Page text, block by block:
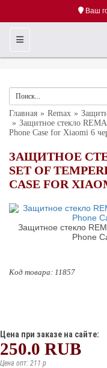
Ваш
Toggle Navigation
Главная Remax
Защитное стекло
Phone Case for Xiaomi 6
ЗАЩИТНОЕ
SET OF
CASE FOR
Защитное стекло
Phone
Kод товара: 11857
Цена при заказе на сайте:
250.0 RUB
Цена опт: 211 p